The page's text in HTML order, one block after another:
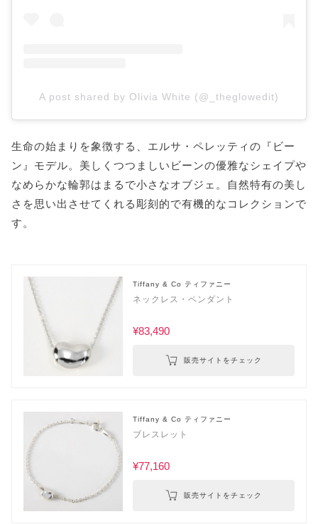
A post shared by Olivia White (@_theglowedit)
生命の始まりを象徴する、エルサ・ペレッティの『ビー
ン』モデル。美しくつつましいビーンの優雅なシェイプや
なめらかな輪郭はまるで小さなオブジェ。自然特有の美し
さを思い出させてくれる彫刻的で有機的なコレクションで
す。
Tiffany & Co ティファニー
ネックレス・ペンダント
¥83,490
販売サイトをチェック
Tiffany & Co ティファニー
ブレスレット
¥77,160
販売サイトをチェック